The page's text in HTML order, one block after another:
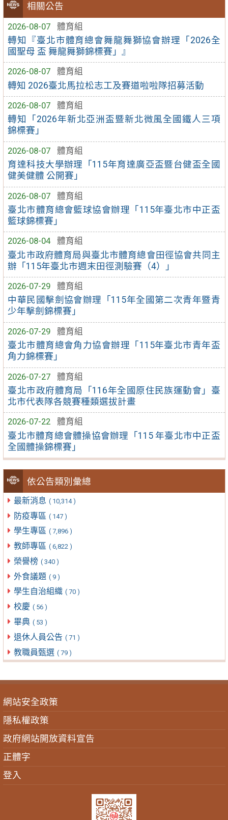
相關公告
2026-08-07
體育組
轉知『臺北市體育總會舞龍舞獅協會辦理「2026全
國聖母 盃 舞龍舞獅錦標賽」』
2026-08-07
體育組
轉知 2026臺北馬拉松志工及賽道啦啦隊招募活動
2026-08-07
體育組
轉知「2026年新北亞洲盃暨新北微風全國鐵人三項
錦標賽」
2026-08-07
體育組
育達科技大學辦理「115年育達廣亞盃暨台健盃全國
健美健體 公開賽」
2026-08-07
體育組
臺北市體育總會籃球協會辦理「115年臺北市中正盃
籃球錦標賽」
2026-08-04
體育組
臺北市政府體育局與臺北市體育總會田徑協會共同主
辦「115年臺北市週末田徑測驗賽（4）」
2026-07-29
體育組
中華民國擊劍協會辦理「115年全國第二次青年暨青
少年擊劍錦標賽」
2026-07-29
體育組
臺北市體育總會角力協會辦理「115年臺北市青年盃
角力錦標賽」
2026-07-27
體育組
臺北市政府體育局「116年全國原住民族運動會」臺
北市代表隊各競賽種類選拔計畫
2026-07-22
體育組
臺北市體育總會體操協會辦理「115 年臺北市中正盃
全國體操錦標賽」
依公告類別彙總
最新消息 ( 10,314 )
防疫專區 ( 147 )
學生專區 ( 7,896 )
教師專區 ( 6,822 )
榮譽榜 ( 340 )
外食議題 ( 9 )
學生自治組織 ( 70 )
校慶 ( 56 )
畢典 ( 53 )
退休人員公告 ( 71 )
教職員甄選 ( 79 )
網站安全政策
隱私權政策
政府網站開放資料宣告
正體字
登入